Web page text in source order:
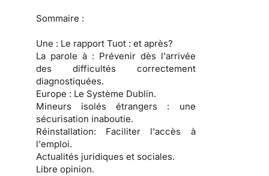
Sommaire :
Une : Le rapport Tuot : et après?
La parole à : Prévenir dès l'arrivée
des difficultés correctement
diagnostiquées.
Europe : Le Système Dublin.
Mineurs isolés étrangers : une
sécurisation inaboutie.
Réinstallation: Faciliter l'accès à
l'emploi.
Actualités juridiques et sociales.
Libre opinion.